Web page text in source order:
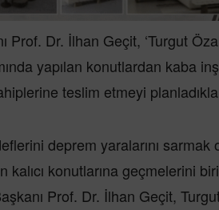
Prof. Dr. İlhan Geçit, ‘Turgut
yapılan konutlardan kaba
teslim etmeyi
deprem yaralarını sarmak
kalıcı konutlarına geçmelerini
Prof. Dr. İlhan Geçit,